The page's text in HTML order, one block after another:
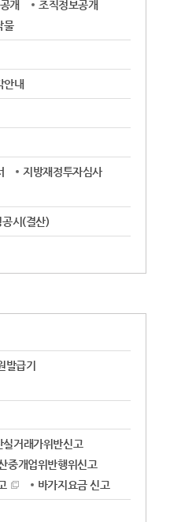
개
조직정보공개
물
안내
지방재정투자심사
시(결산)
발급기
실거래가위반신고
중개업위반행위신고
바가지요금 신고